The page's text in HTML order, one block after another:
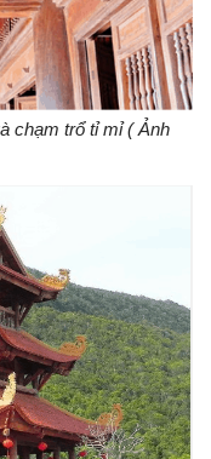
chạm trổ tỉ mỉ ( Ảnh